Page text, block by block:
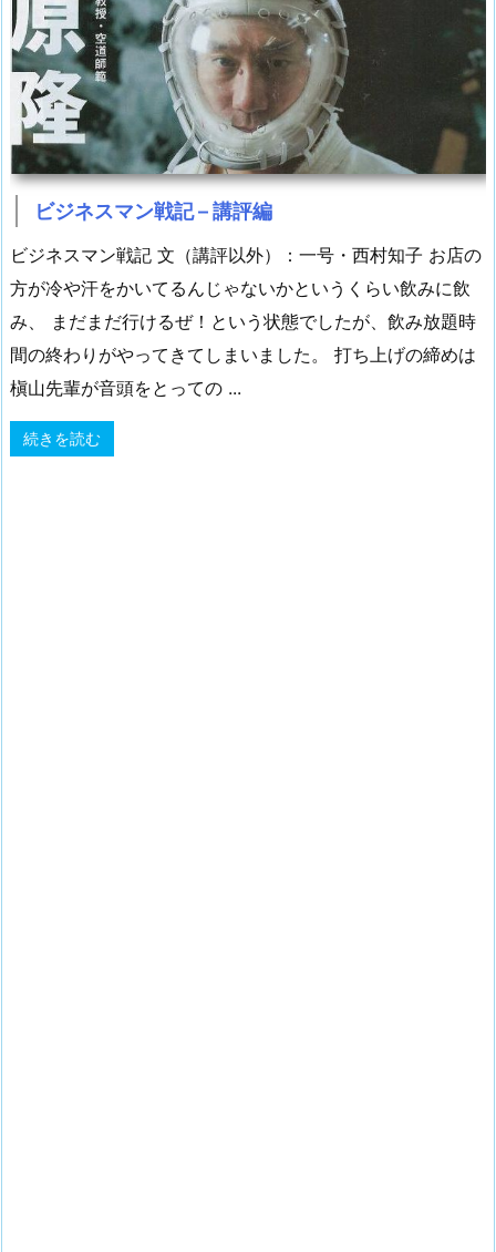
ビジネスマン戦記 – 講評編
ビジネスマン戦記 文（講評以外）：一号・西村知子 お店の
方が冷や汗をかいてるんじゃないかというくらい飲みに飲
み、 まだまだ行けるぜ！という状態でしたが、飲み放題時
間の終わりがやってきてしまいました。 打ち上げの締めは
槇山先輩が音頭をとっての ...
続きを読む